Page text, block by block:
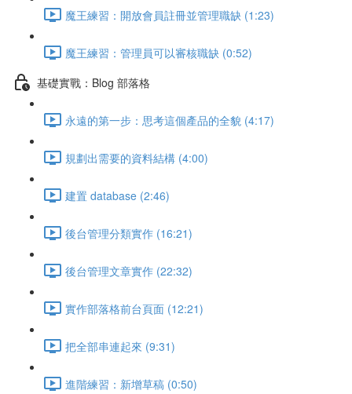
魔王練習：開放會員註冊並管理職缺 (1:23)
魔王練習：管理員可以審核職缺 (0:52)
基礎實戰：Blog 部落格
永遠的第一步：思考這個產品的全貌 (4:17)
規劃出需要的資料結構 (4:00)
建置 database (2:46)
後台管理分類實作 (16:21)
後台管理文章實作 (22:32)
實作部落格前台頁面 (12:21)
把全部串連起來 (9:31)
進階練習：新增草稿 (0:50)